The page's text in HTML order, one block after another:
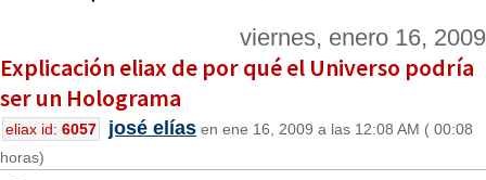
viernes, enero 16, 2009
Explicación eliax de por qué el Universo podría
ser un Holograma
eliax id: 6057 josé elías en ene 16, 2009 a las 12:08 AM ( 00:08
horas)